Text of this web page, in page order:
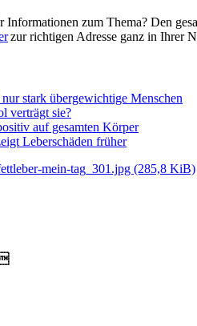
Informationen zum Thema? Den
zur richtigen Adresse ganz in Ihrer
stark übergewichtige Menschen
verträgt sie?
auf gesamten Körper
Leberschäden früher
mein-tag_301.jpg (285,8 KiB)